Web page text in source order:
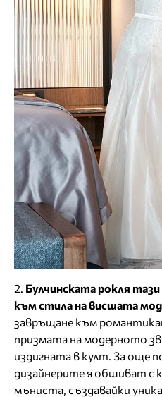
2. Булчинската рокля
към стила на висшата
завръщане към
призмата на модерното
издигната в култ. За още
дизайнерите я обшиват с
мъниста, създавайки